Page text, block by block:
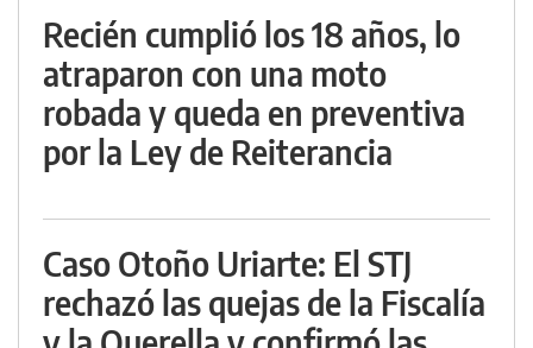
Recién cumplió los 18 años, lo
atraparon con una moto
robada y queda en preventiva
por la Ley de Reiterancia
Caso Otoño Uriarte: El STJ
rechazó las quejas de la Fiscalía